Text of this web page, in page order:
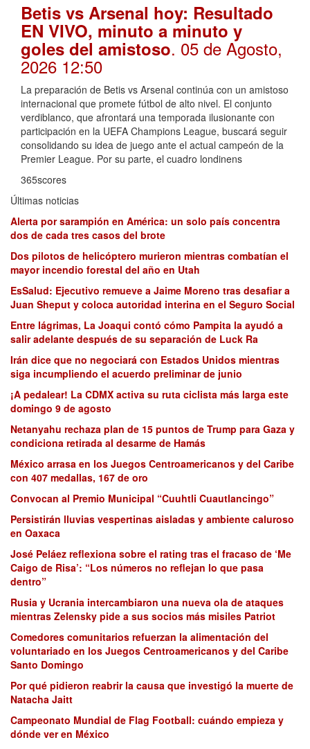
Betis vs Arsenal hoy: Resultado
EN VIVO, minuto a minuto y
goles del amistoso. 05 de Agosto,
2026 12:50
La preparación de Betis vs Arsenal continúa con un amistoso
internacional que promete fútbol de alto nivel. El conjunto
verdiblanco, que afrontará una temporada ilusionante con
participación en la UEFA Champions League, buscará seguir
consolidando su idea de juego ante el actual campeón de la
Premier League. Por su parte, el cuadro londinens
365scores
Últimas noticias
Alerta por sarampión en América: un solo país concentra
dos de cada tres casos del brote
Dos pilotos de helicóptero murieron mientras combatían el
mayor incendio forestal del año en Utah
EsSalud: Ejecutivo remueve a Jaime Moreno tras desafiar a
Juan Sheput y coloca autoridad interina en el Seguro Social
Entre lágrimas, La Joaqui contó cómo Pampita la ayudó a
salir adelante después de su separación de Luck Ra
Irán dice que no negociará con Estados Unidos mientras
siga incumpliendo el acuerdo preliminar de junio
¡A pedalear! La CDMX activa su ruta ciclista más larga este
domingo 9 de agosto
Netanyahu rechaza plan de 15 puntos de Trump para Gaza y
condiciona retirada al desarme de Hamás
México arrasa en los Juegos Centroamericanos y del Caribe
con 407 medallas, 167 de oro
Convocan al Premio Municipal “Cuuhtli Cuautlancingo”
Persistirán lluvias vespertinas aisladas y ambiente caluroso
en Oaxaca
José Peláez reflexiona sobre el rating tras el fracaso de ‘Me
Caigo de Risa’: “Los números no reflejan lo que pasa
dentro”
Rusia y Ucrania intercambiaron una nueva ola de ataques
mientras Zelensky pide a sus socios más misiles Patriot
Comedores comunitarios refuerzan la alimentación del
voluntariado en los Juegos Centroamericanos y del Caribe
Santo Domingo
Por qué pidieron reabrir la causa que investigó la muerte de
Natacha Jaitt
Campeonato Mundial de Flag Football: cuándo empieza y
dónde ver en México